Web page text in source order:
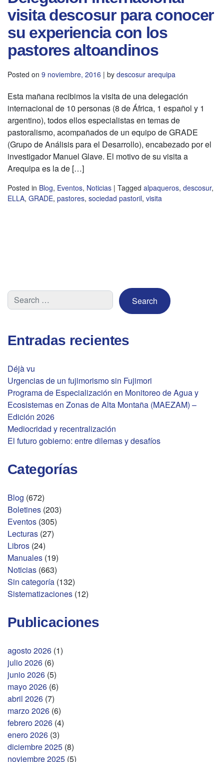
visita descosur para conocer
su experiencia con los
pastores altoandinos
Posted on 9 noviembre, 2016 | by descosur arequipa
Esta mañana recibimos la visita de una delegación
internacional de 10 personas (8 de África, 1 español y 1
argentino), todos ellos especialistas en temas de
pastoralismo, acompañados de un equipo de GRADE
(Grupo de Análisis para el Desarrollo), encabezado por el
investigador Manuel Glave. El motivo de su visita a
Arequipa es la de […]
Posted in Blog, Eventos, Noticias | Tagged alpaqueros, descosur,
ELLA, GRADE, pastores, sociedad pastoril, visita
Entradas recientes
Déjà vu
Urgencias de un fujimorismo sin Fujimori
Programa de Especialización en Monitoreo de Agua y
Ecosistemas en Zonas de Alta Montaña (MAEZAM) –
Edición 2026
Mediocridad y recentralización
El futuro gobierno: entre dilemas y desafíos
Categorías
Blog (672)
Boletines (203)
Eventos (305)
Lecturas (27)
Libros (24)
Manuales (19)
Noticias (663)
Sin categoría (132)
Sistematizaciones (12)
Publicaciones
agosto 2026 (1)
julio 2026 (6)
junio 2026 (5)
mayo 2026 (6)
abril 2026 (7)
marzo 2026 (6)
febrero 2026 (4)
enero 2026 (3)
diciembre 2025 (8)
noviembre 2025 (5)